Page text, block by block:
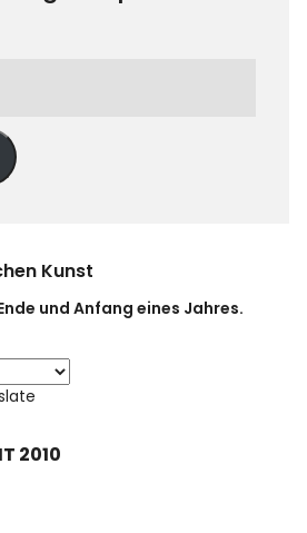
Kunst
und Anfang eines Jahres.
2010